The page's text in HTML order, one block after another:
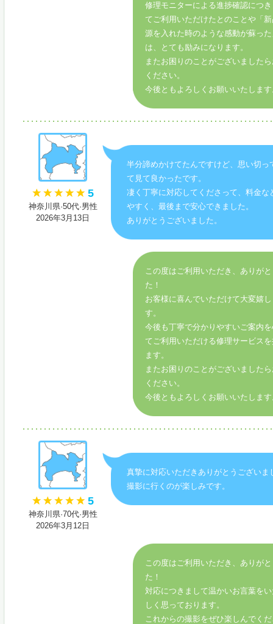
修理モニターによる進捗確認につ
てご利用いただけたとのことや「
源を入れた時のような感動が蘇っ
は、とても励みになります。
またお困りのことがございました
ください。
今後ともよろしくお願いいたしま
5
神奈川県·50代·男性
2026年3月13日
半分諦めかけてたんですけど、思い切っ
て見て良かったです。
凄く丁寧に対応してくださって、料金な
やすく、最後まで安心できました。
ありがとうございました。
この度はご利用いただき、ありが
た！
お客様に喜んでいただけて大変嬉
す。
今後も丁寧で分かりやすいご案内
てご利用いただける修理サービス
ます。
またお困りのことがございました
ください。
今後ともよろしくお願いいたしま
5
神奈川県·70代·男性
2026年3月12日
真摯に対応いただきありがとうございま
撮影に行くのが楽しみです。
この度はご利用いただき、ありが
た！
対応につきまして温かいお言葉を
しく思っております。
これからの撮影をぜひ楽しんでく